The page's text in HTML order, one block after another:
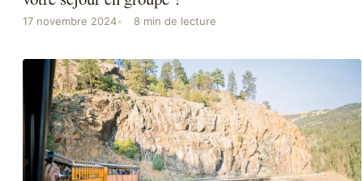
17 novembre 2024 8 min de lecture